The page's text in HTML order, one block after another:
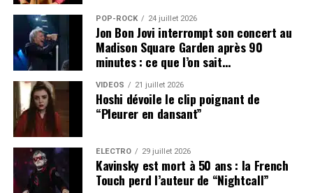
POP-ROCK 24 juillet 2026
Jon Bon Jovi interrompt son concert au
Madison Square Garden après 90
minutes : ce que l’on sait…
VIDEOS 21 juillet 2026
Hoshi dévoile le clip poignant de
“Pleurer en dansant”
ÉLECTRO 29 juillet 2026
Kavinsky est mort à 50 ans : la French
Touch perd l’auteur de “Nightcall”